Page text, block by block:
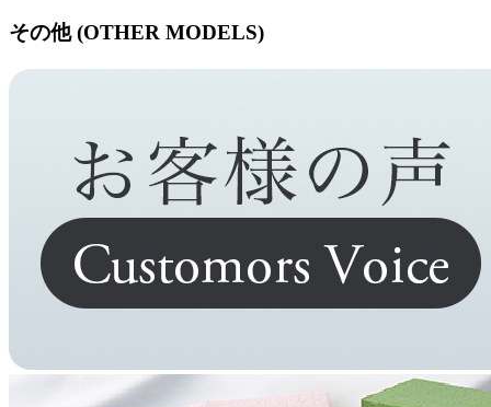
その他 (OTHER MODELS)